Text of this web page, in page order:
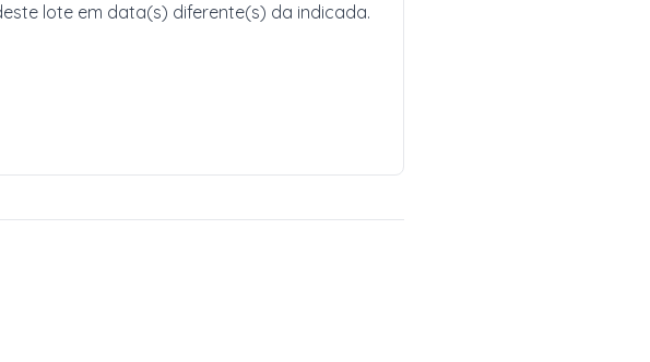
lote em data(s) diferente(s) da indicada.